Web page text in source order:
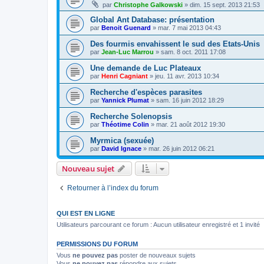
par Christophe Galkowski » dim. 15 sept. 2013 21:53
Global Ant Database: présentation
par Benoit Guenard » mar. 7 mai 2013 04:43
Des fourmis envahissent le sud des Etats-Unis
par Jean-Luc Marrou » sam. 8 oct. 2011 17:08
Une demande de Luc Plateaux
par Henri Cagniant » jeu. 11 avr. 2013 10:34
Recherche d'espèces parasites
par Yannick Plumat » sam. 16 juin 2012 18:29
Recherche Solenopsis
par Théotime Colin » mar. 21 août 2012 19:30
Myrmica (sexuée)
par David Ignace » mar. 26 juin 2012 06:21
Nouveau sujet
Retourner à l’index du forum
QUI EST EN LIGNE
Utilisateurs parcourant ce forum : Aucun utilisateur enregistré et 1 invité
PERMISSIONS DU FORUM
Vous ne pouvez pas poster de nouveaux sujets